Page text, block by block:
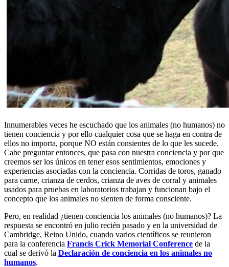
Innumerables veces he escuchado que los animales (no humanos) no
tienen conciencia y por ello cualquier cosa que se haga en contra de
ellos no importa, porque NO están consientes de lo que les sucede.
Cabe preguntar entonces, que pasa con nuestra conciencia y por que
creemos ser los únicos en tener esos sentimientos, emociones y
experiencias asociadas con la conciencia. Corridas de toros, ganado
para carne, crianza de cerdos, crianza de aves de corral y animales
usados para pruebas en laboratorios trabajan y funcionan bajo el
concepto que los animales no sienten de forma consciente.
Pero, en realidad ¿tienen conciencia los animales (no humanos)? La
respuesta se encontró en julio recién pasado y en la universidad de
Cambridge, Reino Unido, cuando varios científicos se reunieron
para la conferencia Francis Crick Memorial Conference de la
cual se derivó la Declaración de conciencia en los animales no
humanos.